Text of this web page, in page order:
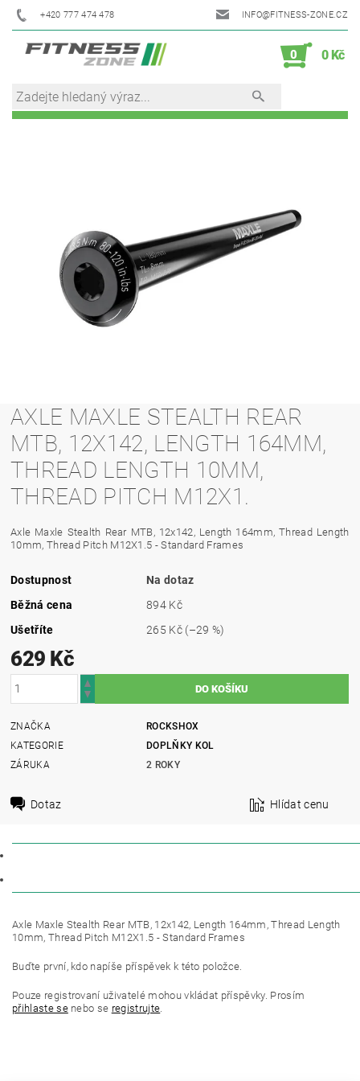
+420 777 474 478 INFO@FITNESS-ZONE.CZ
0 0 Kč
AXLE MAXLE STEALTH REAR
MTB, 12X142, LENGTH 164MM,
THREAD LENGTH 10MM,
THREAD PITCH M12X1.
Axle Maxle Stealth Rear MTB, 12x142, Length 164mm, Thread Length
10mm, Thread Pitch M12X1.5 - Standard Frames
Dostupnost
Na dotaz
Běžná cena
894 Kč
Ušetříte
265 Kč (–29 %)
629 Kč
ZNAČKA
ROCKSHOX
KATEGORIE
DOPLŇKY KOL
ZÁRUKA
2 ROKY
Dotaz Hlídat cenu
Axle Maxle Stealth Rear MTB, 12x142, Length 164mm, Thread Length
10mm, Thread Pitch M12X1.5 - Standard Frames
Buďte první, kdo napíše příspěvek k této položce.
Pouze registrovaní uživatelé mohou vkládat příspěvky. Prosím
přihlaste senebo se registrujte.